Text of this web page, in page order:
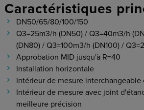
Caractéristiques
DN50/65/80/100/150
Q3=25m3/h (DN50) / Q3=40m3/h
(DN80) / Q3=100m3/h (DN100) /
Approbation MID jusqu'à R=40
Installation horizontale
Intérieur de mesure interchangeable
Intérieur de mesure avec joint
meilleure précision